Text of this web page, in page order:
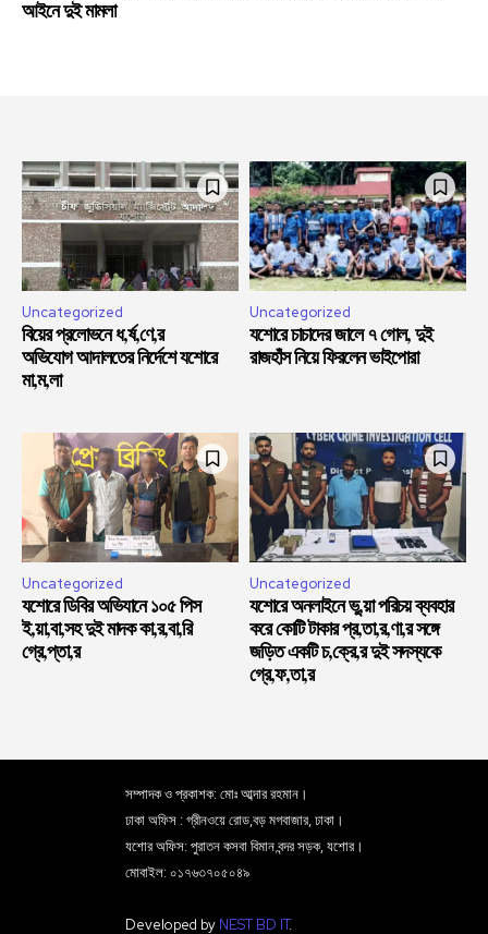
আইনে দুই মামলা
Uncategorized
বিয়ের প্রলোভনে ধ,র্ষ,ণে,র
অভিযোগ আদালতের নির্দেশে যশোরে
মা,ম,লা
Uncategorized
যশোরে চাচাদের জালে ৭ গোল, দুই
রাজহাঁস নিয়ে ফিরলেন ভাইপোরা
Uncategorized
যশোরে ডিবির অভিযানে ১০৫ পিস
ই,য়া,বা,সহ দুই মাদক কা,র,বা,রি
গ্রে,প্তা,র
Uncategorized
যশোরে অনলাইনে ভু,য়া পরিচয় ব্যবহার
করে কোটি টাকার প্র,তা,র,ণা,র সঙ্গে
জড়িত একটি চ,ক্রে,র দুই সদস্যকে
গ্রে,ফ,তা,র
সম্পাদক ও প্রকাশক: মোঃ আব্দার রহমান।
ঢাকা অফিস : গ্রীনওয়ে রোড,বড় মগবাজার, ঢাকা।
যশোর অফিস: পুরাতন কসবা বিমান বন্দর সড়ক, যশোর।
মোবাইল: ০১৭৬৩৭০৫০৪৯
Developed by NEST BD IT.